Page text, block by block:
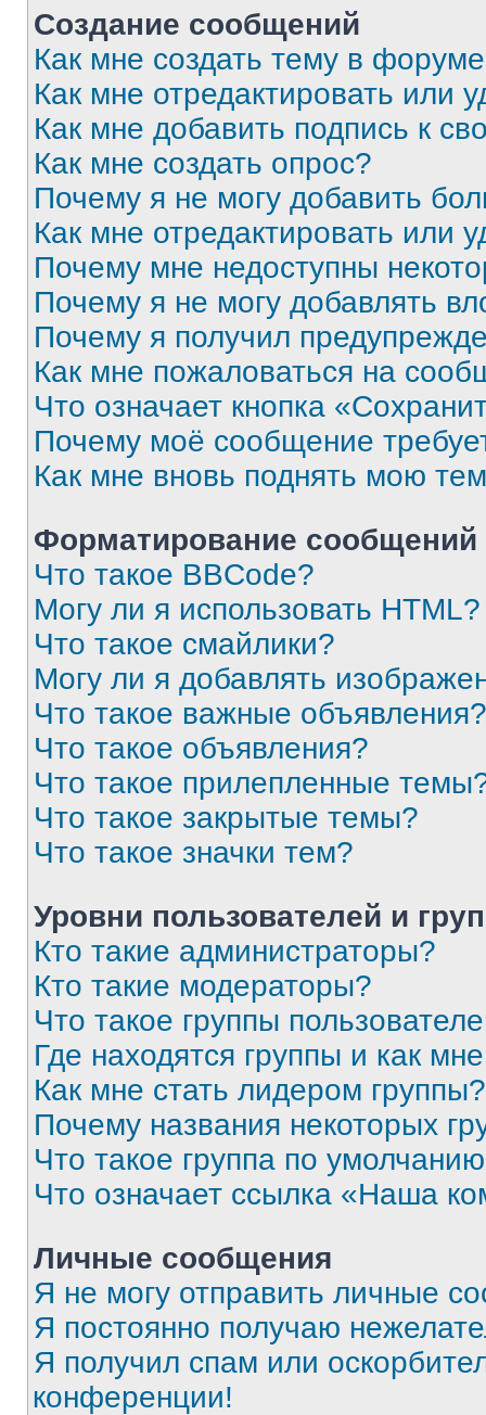
Создание сообщений
Как мне создать тему в
Как мне отредактировать или
Как мне добавить подпись к
Как мне создать опрос?
Почему я не могу добавить
Как мне отредактировать или
Почему мне недоступны
Почему я не могу добавлять
Почему я получил
Как мне пожаловаться на
Что означает кнопка
Почему моё сообщение
Как мне вновь поднять мою
Форматирование
Что такое BBCode?
Могу ли я использовать HTML?
Что такое смайлики?
Могу ли я добавлять
Что такое важные объявления?
Что такое объявления?
Что такое прилепленные
Что такое закрытые темы?
Что такое значки тем?
Уровни пользователей и
Кто такие администраторы?
Кто такие модераторы?
Что такое группы
Где находятся группы и как
Как мне стать лидером группы?
Почему названия некоторых
Что такое группа по
Что означает ссылка «Наша
Личные сообщения
Я не могу отправить личные
Я постоянно получаю
Я получил спам или
конференции!